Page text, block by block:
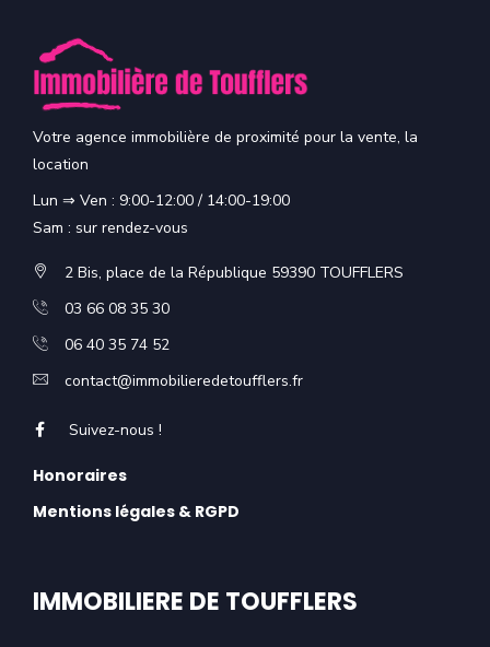
Votre agence immobilière de proximité pour la vente, la
location
Lun ⇒ Ven : 9:00-12:00 / 14:00-19:00
Sam : sur rendez-vous
2 Bis, place de la République 59390 TOUFFLERS
03 66 08 35 30
06 40 35 74 52
contact@immobilieredetoufflers.fr
Suivez-nous !
Honoraires
Mentions légales & RGPD
IMMOBILIERE DE TOUFFLERS